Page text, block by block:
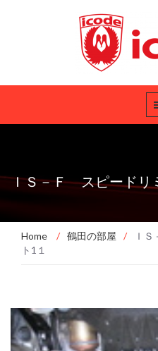
ＩＳ－Ｆ スピードリ
Home / 鶴田の部屋 /
Ｉ
ト1１